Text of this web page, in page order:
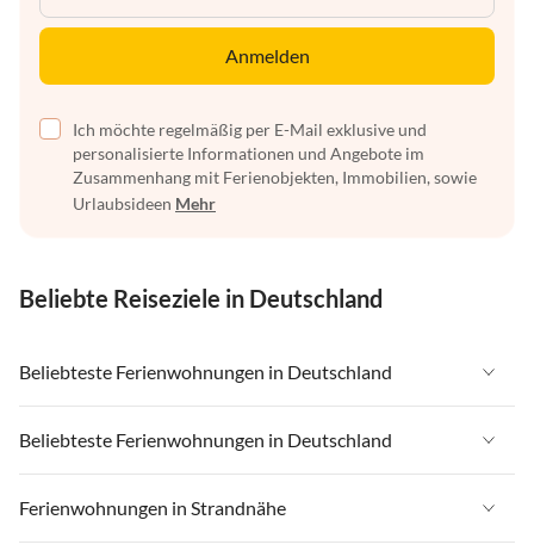
Anmelden
Ich möchte regelmäßig per E-Mail exklusive und
personalisierte Informationen und Angebote im
Zusammenhang mit Ferienobjekten, Immobilien, sowie
Urlaubsideen Mehr
Beliebte Reiseziele in Deutschland
Beliebteste Ferienwohnungen in Deutschland
Ferienwohnungen in Deutschland
Ferienwohnungen in Ostsee
Ferienwohnungen in Nordsee
Beliebteste Ferienwohnungen in Deutschland
Ferienwohnungen in Deutschland
Ferienwohnungen in Ostsee
Ferienwohnungen in Strandnähe